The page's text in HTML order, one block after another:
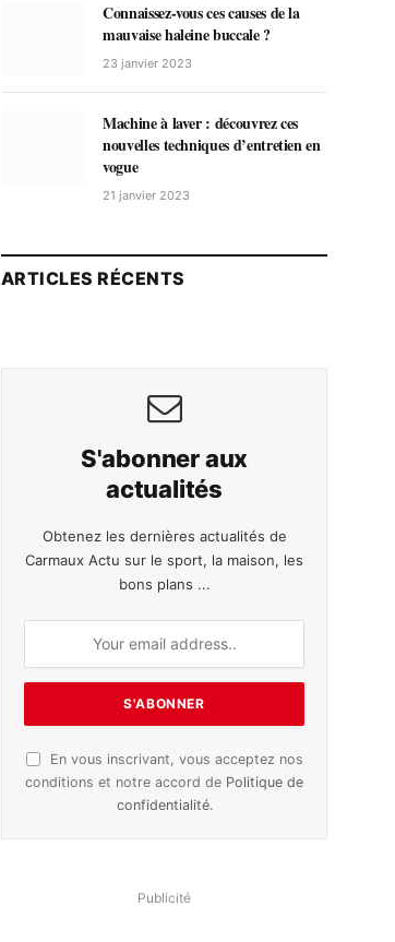
Connaissez-vous ces causes de la
mauvaise haleine buccale ?
23 janvier 2023
Machine à laver : découvrez ces
nouvelles techniques d’entretien en
vogue
21 janvier 2023
ARTICLES RÉCENTS
S'abonner aux
actualités
Obtenez les dernières actualités de
Carmaux Actu sur le sport, la maison, les
bons plans ...
En vous inscrivant, vous acceptez nos
conditions et notre accord de Politique de
confidentialité.
Publicité